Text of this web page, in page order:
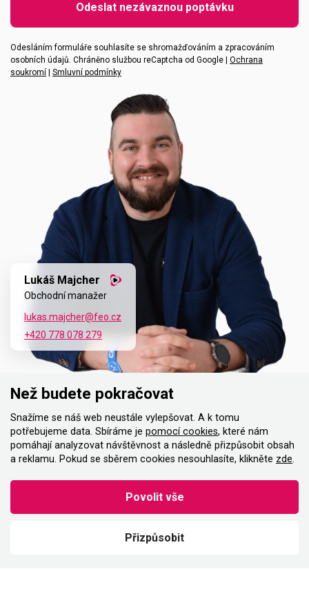
Vaše zpráva
Odeslat nezávaznou poptávku
Odesláním formuláře souhlasíte se shromažďováním a zpracováním
osobních údajů. Chráněno službou reCaptcha od Google | Ochrana
soukromí
Smluvní podmínky
Lukáš Majcher
Obchodní manažer
lukas.majcher@feo.cz
+420 778 078 279
Než budete pokračovat
Snažíme se náš web neustále vylepšovat. A k tomu
potřebujeme data. Sbíráme je pomocí cookies, které nám
pomáhají analyzovat návštěvnost a následně přizpůsobit obsah
a reklamu. Pokud se sběrem cookies nesouhlasíte, klikněte zde.
Přizpůsobit
Povolit vše